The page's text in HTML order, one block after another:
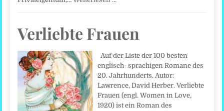
Verliebte Frauen
Auf der Liste der 100 besten
englisch- sprachigen Romane des
20. Jahrhunderts. Autor:
Lawrence, David Herber. Verliebte
Frauen (engl. Women in Love,
1920) ist ein Roman des